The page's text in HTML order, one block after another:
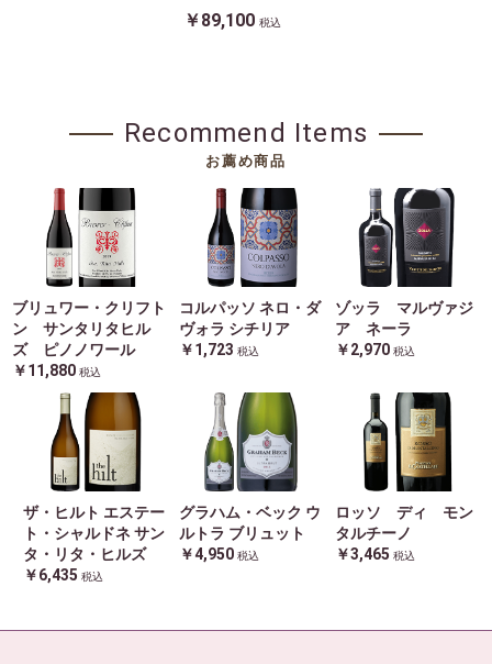
￥89,100 税込
Recommend Items
お薦め商品
ブリュワー・クリフト
ン サンタリタヒル
ズ ピノノワール
￥11,880 税込
コルパッソ ネロ・ダ
ヴォラ シチリア
￥1,723 税込
ゾッラ マルヴァジ
ア ネーラ
￥2,970 税込
ザ・ヒルト エステー
ト・シャルドネ サン
タ・リタ・ヒルズ
￥6,435 税込
グラハム・ベック ウ
ルトラ ブリュット
￥4,950 税込
ロッソ ディ モン
タルチーノ
￥3,465 税込